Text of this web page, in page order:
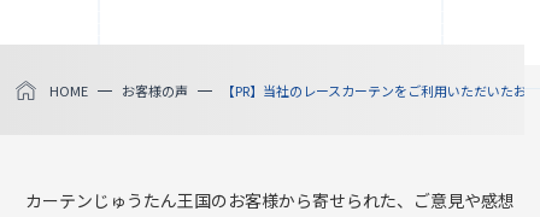
お知らせ
HOME お客様の声 【PR】当社のレースカーテンをご利用いただいたお
カーテンじゅうたん王国のお客様から寄せられた、ご意見や感想